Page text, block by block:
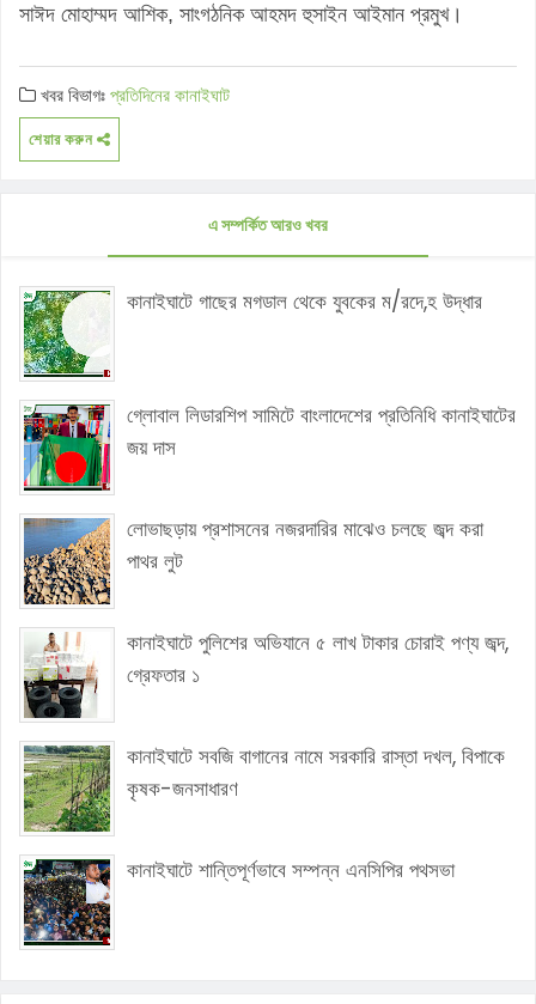
সাঈদ মোহাম্মদ আশিক, সাংগঠনিক আহমদ হুসাইন আইমান প্রমুখ।
খবর বিভাগঃপ্রতিদিনের কানাইঘাট
শেয়ার করুন
এ সম্পর্কিত আরও খবর
কানাইঘাটে গাছের মগডাল থেকে যুবকের ম/রদে,হ উদ্ধার
গ্লোবাল লিডারশিপ সামিটে বাংলাদেশের প্রতিনিধি কানাইঘাটের
জয় দাস
লোভাছড়ায় প্রশাসনের নজরদারির মাঝেও চলছে জব্দ করা
পাথর লুট
কানাইঘাটে পুলিশের অভিযানে ৫ লাখ টাকার চোরাই পণ্য জব্দ,
গ্রেফতার ১
কানাইঘাটে সবজি বাগানের নামে সরকারি রাস্তা দখল, বিপাকে
কৃষক-জনসাধারণ
কানাইঘাটে শান্তিপূর্ণভাবে সম্পন্ন এনসিপির পথসভা